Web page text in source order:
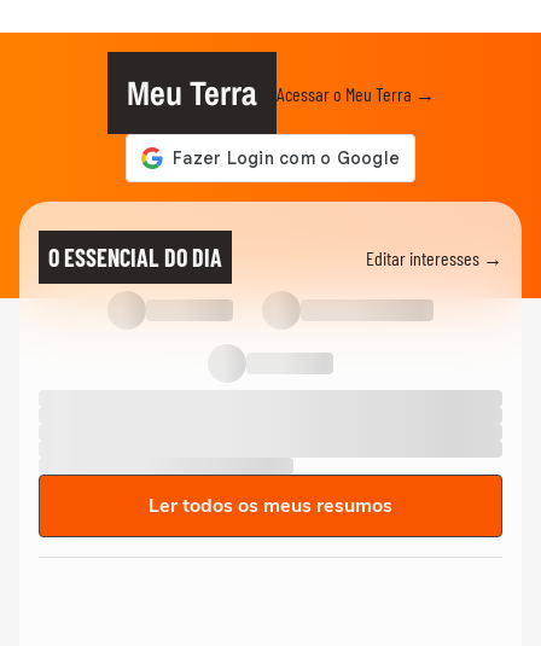
Meu Terra Acessar o Meu Terra →
O ESSENCIAL DO DIA Editar interesses →
Ler todos os meus resumos